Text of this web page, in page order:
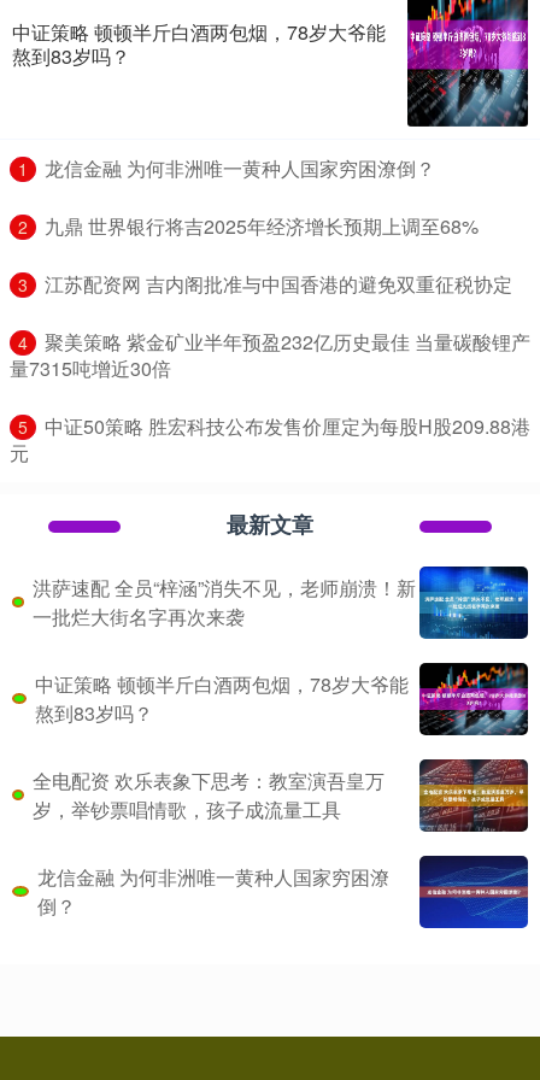
中证策略 顿顿半斤白酒两包烟，78岁大爷能
熬到83岁吗？
1 ​龙信金融 为何非洲唯一黄种人国家穷困潦倒？
2 ​九鼎 世界银行将吉2025年经济增长预期上调至68%
3 ​江苏配资网 吉内阁批准与中国香港的避免双重征税协定
4
​聚美策略 紫金矿业半年预盈232亿历史最佳 当量碳酸锂产
量7315吨增近30倍
5
​中证50策略 胜宏科技公布发售价厘定为每股H股209.88港
元
最新文章
洪萨速配 全员“梓涵”消失不见，老师崩溃！新
一批烂大街名字再次来袭
中证策略 顿顿半斤白酒两包烟，78岁大爷能
熬到83岁吗？
全电配资 欢乐表象下思考：教室演吾皇万
岁，举钞票唱情歌，孩子成流量工具
龙信金融 为何非洲唯一黄种人国家穷困潦
倒？